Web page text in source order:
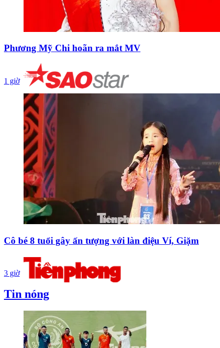
Phương Mỹ Chi hoãn ra mắt MV
1 giờ
Cô bé 8 tuổi gây ấn tượng với làn điệu Ví, Giặm
3 giờ
Tin nóng